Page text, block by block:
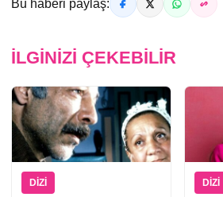
Bu haberi paylaş:
İLGINIZI ÇEKEBILIR
DIZI DIZI